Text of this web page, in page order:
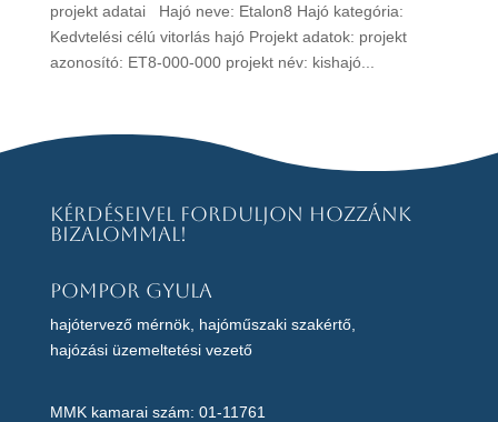
projekt adatai Hajó neve: Etalon8 Hajó kategória:
Kedvtelési célú vitorlás hajó Projekt adatok: projekt
azonosító: ET8-000-000 projekt név: kishajó...
Kérdéseivel forduljon hozzánk
bizalommal!
Pompor Gyula
hajótervező mérnök, hajóműszaki szakértő,
hajózási üzemeltetési vezető
MMK kamarai szám: 01-11761